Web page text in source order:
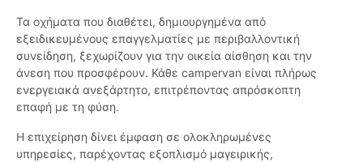
Τα οχήματα που διαθέτει, δημιουργημένα από
εξειδικευμένους επαγγελματίες με περιβαλλοντική
συνείδηση, ξεχωρίζουν για την οικεία αίσθηση και την
άνεση που προσφέρουν. Κάθε campervan είναι πλήρως
ενεργειακά ανεξάρτητο, επιτρέποντας απρόσκοπτη
επαφή με τη φύση.
Η επιχείρηση δίνει έμφαση σε ολοκληρωμένες
υπηρεσίες, παρέχοντας εξοπλισμό μαγειρικής,